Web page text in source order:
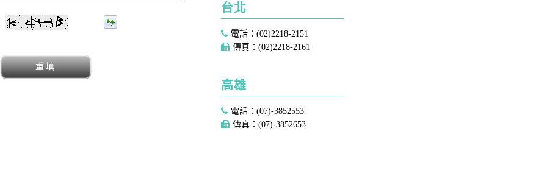
重填
台北
電話：(02)2218-2151
傳真：(02)2218-2161
高雄
電話：(07)-3852553
傳真：(07)-3852653